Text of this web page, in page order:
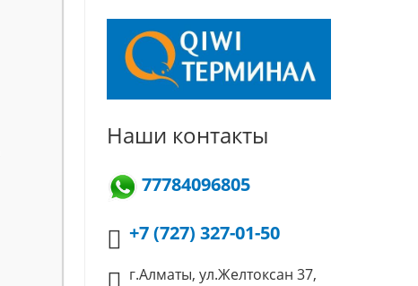
Наши контакты
77784096805
+7 (727) 327-01-50
г.Алматы, ул.Желтоксан 37,